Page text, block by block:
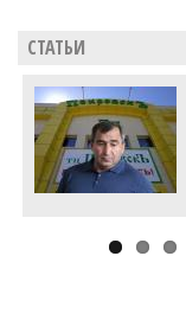
СТАТЬИ